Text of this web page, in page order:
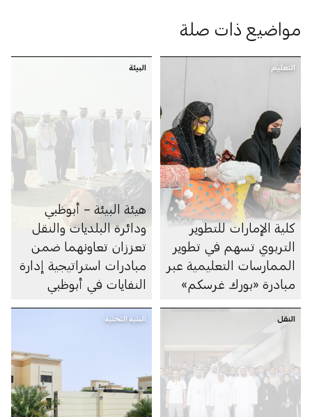
مواضيع ذات صلة
التعليم
كلية الإمارات للتطوير
التربوي تسهم في تطوير
الممارسات التعليمية عبر
مبادرة «بورك غرسكم»
البيئة
هيئة البيئة – أبوظبي
ودائرة البلديات والنقل
تعززان تعاونهما ضمن
مبادرات استراتيجية إدارة
النفايات في أبوظبي
النقل البنية التحتية